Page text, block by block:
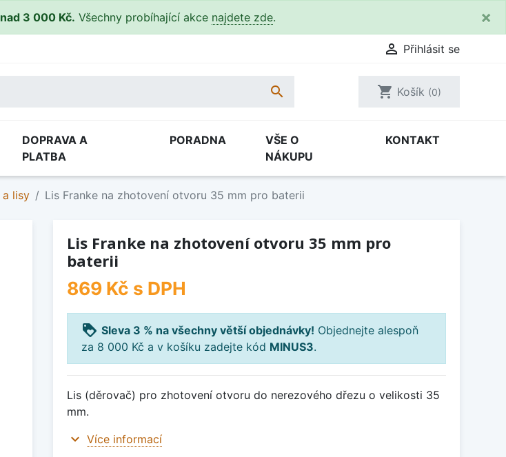
3 000 Kč. Všechny probíhající akce najdete zde. ×
 Přihlásit se
 shopping_cart Košík (0)
DOPRAVA A
PLATBA
PORADNA
VŠE O
NÁKUPU
KONTAKT
lisy Lis Franke na zhotovení otvoru 35 mm pro baterii
Lis Franke na zhotovení otvoru 35 mm pro
baterii
869 Kč s DPH
loyalty Sleva 3 % na všechny větší objednávky! Objednejte alespoň
za 8 000 Kč a v košíku zadejte kód MINUS3.
Lis (děrovač) pro zhotovení otvoru do nerezového dřezu o velikosti 35
mm.
expand_more Více informací